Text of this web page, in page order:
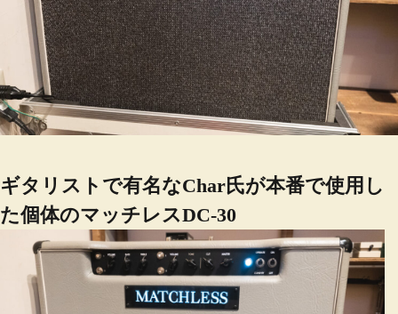
ギタリストで有名なChar氏が本番で使用し
た個体のマッチレスDC-30